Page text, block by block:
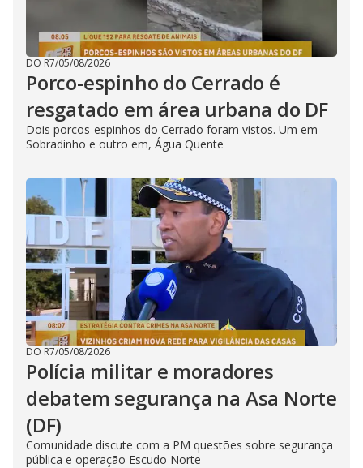
DO R7/05/08/2026
Porco-espinho do Cerrado é
resgatado em área urbana do DF
Dois porcos-espinhos do Cerrado foram vistos. Um em
Sobradinho e outro em, Água Quente
DO R7/05/08/2026
Polícia militar e moradores
debatem segurança na Asa Norte
(DF)
Comunidade discute com a PM questões sobre segurança
pública e operação Escudo Norte